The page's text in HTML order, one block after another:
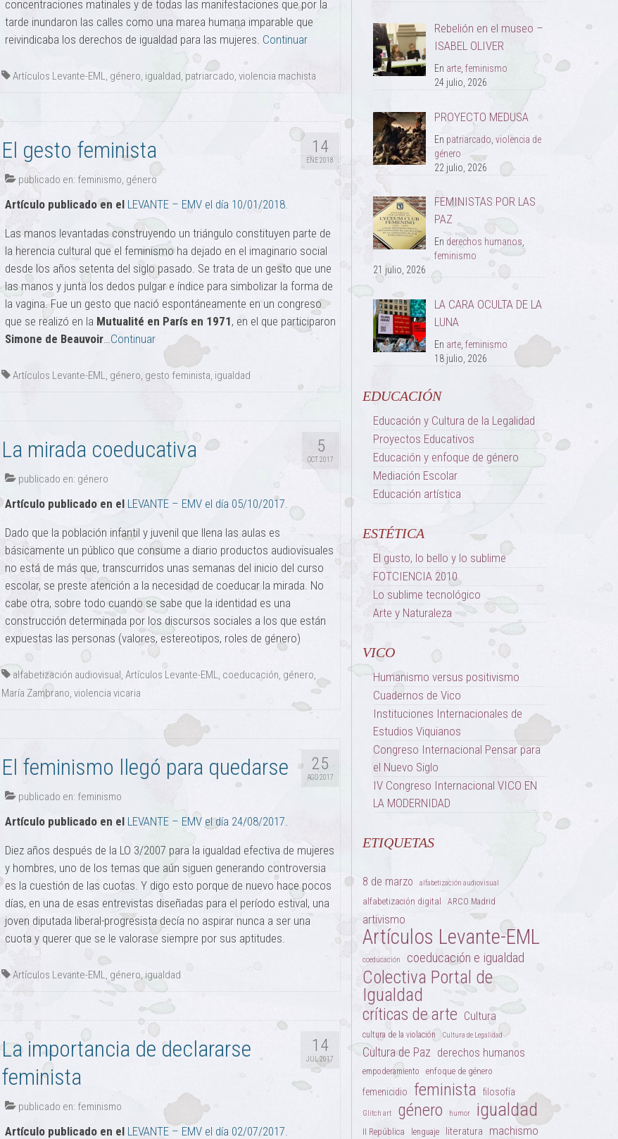
concentraciones matinales y de todas las manifestaciones que por la
tarde inundaron las calles como una marea humana imparable que
reivindicaba los derechos de igualdad para las mujeres. Continuar
Artículos Levante-EML, género, igualdad, patriarcado, violencia machista
14
ENE 2018
El gesto feminista
publicado en: feminismo, género
Artículo publicado en el LEVANTE – EMV el día 10/01/2018.
Las manos levantadas construyendo un triángulo constituyen parte de
la herencia cultural que el feminismo ha dejado en el imaginario social
desde los años setenta del siglo pasado. Se trata de un gesto que une
las manos y junta los dedos pulgar e índice para simbolizar la forma de
la vagina. Fue un gesto que nació espontáneamente en un congreso
que se realizó en la Mutualité en París en 1971, en el que participaron
Simone de Beauvoir… Continuar
Artículos Levante-EML, género, gesto feminista, igualdad
5
OCT 2017
La mirada coeducativa
publicado en: género
Artículo publicado en el LEVANTE – EMV el día 05/10/2017.
Dado que la población infantil y juvenil que llena las aulas es
básicamente un público que consume a diario productos audiovisuales
no está de más que, transcurridos unas semanas del inicio del curso
escolar, se preste atención a la necesidad de coeducar la mirada. No
cabe otra, sobre todo cuando se sabe que la identidad es una
construcción determinada por los discursos sociales a los que están
expuestas las personas (valores, estereotipos, roles de género)
alfabetización audiovisual, Artículos Levante-EML, coeducación, género,
María Zambrano, violencia vicaria
25
AGO 2017
El feminismo llegó para quedarse
publicado en: feminismo
Artículo publicado en el LEVANTE – EMV el día 24/08/2017.
Diez años después de la LO 3/2007 para la igualdad efectiva de mujeres
y hombres, uno de los temas que aún siguen generando controversia
es la cuestión de las cuotas. Y digo esto porque de nuevo hace pocos
días, en una de esas entrevistas diseñadas para el período estival, una
joven diputada liberal-progresista decía no aspirar nunca a ser una
cuota y querer que se le valorase siempre por sus aptitudes.
Artículos Levante-EML, género, igualdad
14
JUL 2017
La importancia de declararse
feminista
publicado en: feminismo
Artículo publicado en el LEVANTE – EMV el día 02/07/2017.
Rebelión en el museo –
ISABEL OLIVER
En arte,feminismo
24 julio, 2026
PROYECTO MEDUSA
En patriarcado ,violencia de
género
22 julio, 2026
FEMINISTAS POR LAS
PAZ
En derechos humanos,
feminismo
21 julio, 2026
LA CARA OCULTA DE LA
LUNA
En arte ,feminismo
18 julio, 2026
EDUCACIÓN
Educación y Cultura de la Legalidad
Proyectos Educativos
Educación y enfoque de género
Mediación Escolar
Educación artística
ESTÉTICA
El gusto, lo bello y lo sublime
FOTCIENCIA 2010
Lo sublime tecnológico
Arte y Naturaleza
VICO
Humanismo versus positivismo
Cuadernos de Vico
Instituciones Internacionales de
Estudios Viquianos
Congreso Internacional Pensar para
el Nuevo Siglo
IV Congreso Internacional VICO EN
LA MODERNIDAD
ETIQUETAS
8 de marzo alfabetización audiovisual
alfabetización digital ARCO Madrid
artivismo
Artículos Levante-EML
coeducación coeducación e igualdad
Colectiva Portal de
Igualdad
críticas de arte Cultura
cultura de la violación Cultura de Legalidad
Cultura de Paz derechos humanos
empoderamiento enfoque de género
femenicidio feminista filosofía
Glitch art género humor igualdad
II República lenguaje literatura machismo